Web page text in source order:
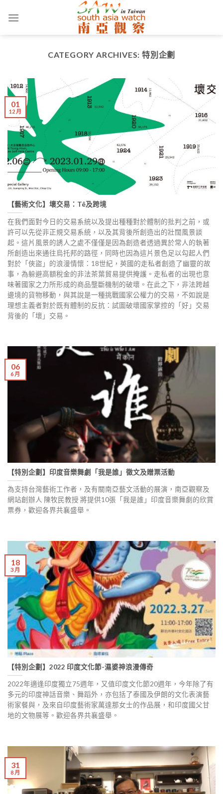
CATEGORY ARCHIVES: 特別企劃
【藝術文化】壞交易：Tê及跨境
在我們面對今日的交易系統以及提出種種對於體制的批判之前，或
許可以先從非正規交易系統，以及其背後所創造出的壯闊風景談
起。這片風景的誘人之處不僅僅是因為創造者透過異於常人的執著
所創造出來通往烏托邦的路徑，同時也因為這片景色足以勾起人們
對於「俠盜」的浪漫情懷：18世紀，英國的走私者創造了幽靈的故
事，為躲避高額稅金的非法茶葉貿易提供掩護。走私者的出現也意
味著國家之力所形成的商品壟斷機制的破壞。在此之下，非法跨越
邊境的貨物移動，與其說是一種挑戰國家公權力的交易，不如說是
理想主義者對於既有體制的反抗：試圖破壞國家掌控的「好」交易
背後的「壞」交易。
01
12 月
【特別企劃】印度音樂舞劇「我是誰」徵文及贈票活動
為支持台灣藝術工作者，及有關南亞藝文活動的展演，南亞觀察及
網站創辦人 陳牧民教授 將提供10張「我是誰」印度音樂舞劇的欣賞
票券，歡迎各界共襄盛舉。
06
6 月
【特別企劃】2022 印度文化節-濕婆神浪漫傳奇
2022年適逢印度獨立75週年，又值印度文化節20週年，今年除了有
多元的印度神話音樂、舞蹈外，亦包括了泰國及伊朗的文化表演藝
術家餐與，及來自印度藝術家萬達那女士的作品展，和印度國父甘
地的文物展等。歡迎各界共襄盛舉。
18
3 月
31
8 月